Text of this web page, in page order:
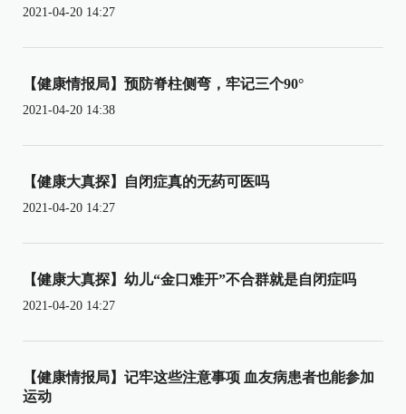
2021-04-20 14:27
【健康情报局】预防脊柱侧弯，牢记三个90°
2021-04-20 14:38
【健康大真探】自闭症真的无药可医吗
2021-04-20 14:27
【健康大真探】幼儿“金口难开”不合群就是自闭症吗
2021-04-20 14:27
【健康情报局】记牢这些注意事项 血友病患者也能参加
运动